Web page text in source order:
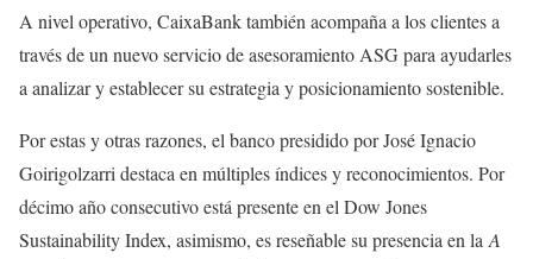
A nivel operativo, CaixaBank también acompaña a los clientes a
través de un nuevo servicio de asesoramiento ASG para ayudarles
a analizar y establecer su estrategia y posicionamiento sostenible.
Por estas y otras razones, el banco presidido por José Ignacio
Goirigolzarri destaca en múltiples índices y reconocimientos. Por
décimo año consecutivo está presente en el Dow Jones
Sustainability Index, asimismo, es reseñable su presencia en la A